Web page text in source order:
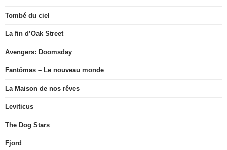
Tombé du ciel
La fin d’Oak Street
Avengers: Doomsday
Fantômas – Le nouveau monde
La Maison de nos rêves
Leviticus
The Dog Stars
Fjord